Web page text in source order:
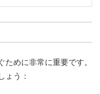
めに非常に重要です。
ょう：